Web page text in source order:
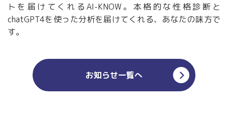
トを届けてくれるAI-KNOW。本格的な性格診断と
chatGPT4を使った分析を届けてくれる、あなたの味方で
す。
お知らせ一覧へ